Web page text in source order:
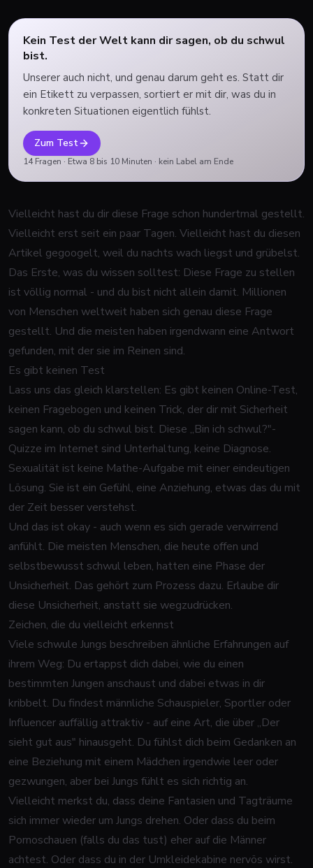
Kein Test der Welt kann dir sagen, ob du schwul
bist.
Unserer auch nicht, und genau darum geht es. Statt dir
ein Etikett zu verpassen, sortiert er mit dir, was du in
konkreten Situationen eigentlich fühlst.
Zum Test
14Fragen · Etwa 8 bis 10 Minuten · kein Label am Ende
Vielleicht hast du dir diese Frage schon hundertmal gestellt.
Vielleicht erst seit ein paar Tagen. Vielleicht hast du diesen
Artikel gegoogelt, weil du nachts wach liegst und grübelst.
Das Erste, was du wissen solltest: Diese Frage zu stellen
ist völlig normal - und du bist nicht allein damit. Millionen
von Menschen weltweit haben sich genau diese Frage
gestellt. Und die meisten haben irgendwann eine Antwort
gefunden, mit der sie im Reinen sind.
Es gibt keinen Test
Lass uns das gleich klarstellen: Es gibt keinen Online-Test,
keinen Fragebogen und keinen Trick, der dir mit Sicherheit
sagen kann, ob du schwul bist. Diese „Bin ich schwul?"-
Quizze im Internet sind Unterhaltung, keine Diagnose.
Sexualität ist keine Mathe-Aufgabe mit einer eindeutigen
Lösung. Sie ist ein Gefühl, eine Anziehung, etwas das du mit
der Zeit besser verstehst.
Und das ist okay - auch wenn es sich gerade verwirrend
anfühlt. Die meisten Menschen, die heute offen und
selbstbewusst schwul leben, hatten eine Phase der
Unsicherheit. Das gehört zum Prozess dazu. Erlaube dir
diese Unsicherheit, anstatt sie wegzudrücken.
Zeichen, die du vielleicht erkennst
Viele schwule Jungs beschreiben ähnliche Erfahrungen auf
ihrem Weg: Du ertappst dich dabei, wie du einen
bestimmten Jungen anschaust und dabei etwas in dir
kribbelt. Du findest männliche Schauspieler, Sportler oder
Influencer auffällig attraktiv - auf eine Art, die über „Der
sieht gut aus" hinausgeht. Du fühlst dich beim Gedanken an
eine Beziehung mit einem Mädchen irgendwie leer oder
gezwungen, aber bei Jungs fühlt es sich richtig an.
Vielleicht merkst du, dass deine Fantasien und Tagträume
sich immer wieder um Jungs drehen. Oder dass du beim
Pornoschauen (falls du das tust) eher auf die Männer
achtest. Oder dass du in der Umkleidekabine nervös wirst.